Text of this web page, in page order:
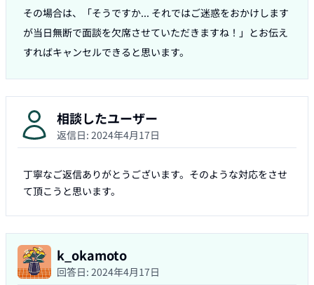
その場合は、「そうですか... それではご迷惑をおかけします
が当日無断で面談を欠席させていただきますね！」とお伝え
すればキャンセルできると思います。
相談したユーザー
返信日: 2024年4月17日
丁寧なご返信ありがとうございます。そのような対応をさせ
て頂こうと思います。
k_okamoto
回答日: 2024年4月17日